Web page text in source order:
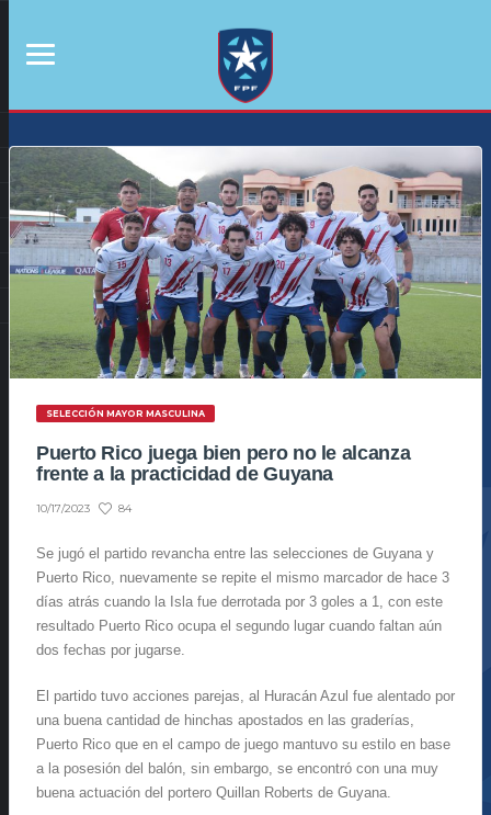
SELECCIÓN MAYOR MASCULINA
Puerto Rico juega bien pero no le alcanza
frente a la practicidad de Guyana
10/17/2023 84
Se jugó el partido revancha entre las selecciones de Guyana y
Puerto Rico, nuevamente se repite el mismo marcador de hace 3
días atrás cuando la Isla fue derrotada por 3 goles a 1, con este
resultado Puerto Rico ocupa el segundo lugar cuando faltan aún
dos fechas por jugarse.
El partido tuvo acciones parejas, al Huracán Azul fue alentado por
una buena cantidad de hinchas apostados en las graderías,
Puerto Rico que en el campo de juego mantuvo su estilo en base
a la posesión del balón, sin embargo, se encontró con una muy
buena actuación del portero Quillan Roberts de Guyana.